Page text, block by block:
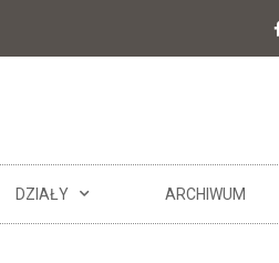
DZIAŁY ARCHIWUM